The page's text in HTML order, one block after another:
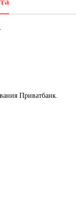
Приватбанк.